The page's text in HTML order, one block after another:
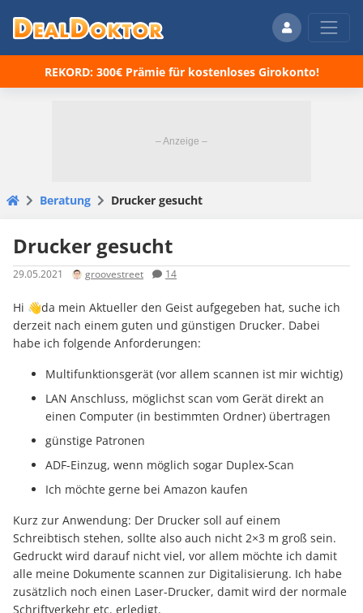
REKORD: 300€ Prämie für kostenloses Girokonto!
Beratung Drucker gesucht
Drucker gesucht
29.05.2021 groovestreet 14
Hi 👋da mein Aktueller den Geist aufgegeben hat, suche ich
derzeit nach einem guten und günstigen Drucker. Dabei
habe ich folgende Anforderungen:
Multifunktionsgerät (vor allem scannen ist mir wichtig)
LAN Anschluss, möglichst scan vom Gerät direkt an
einen Computer (in bestimmten Ordner) übertragen
günstige Patronen
ADF-Einzug, wenn möglich sogar Duplex-Scan
Ich möchte gerne bei Amazon kaufen
Kurz zur Anwendung: Der Drucker soll auf einem
Schreibtisch stehen, sollte also auch nicht 2×3 m groß sein.
Gedruckt wird darauf nicht viel, vor allem möchte ich damit
alle meine Dokumente scannen zur Digitalisierung. Ich habe
zusätzlich noch einen Laser-Drucker, damit wird der normale
Schriftverkehr etc. erledigt.